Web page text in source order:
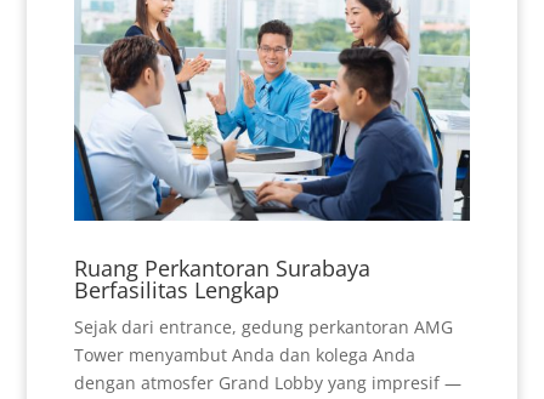
Ruang Perkantoran Surabaya
Berfasilitas Lengkap
Sejak dari entrance, gedung perkantoran AMG
Tower menyambut Anda dan kolega Anda
dengan atmosfer Grand Lobby yang impresif —